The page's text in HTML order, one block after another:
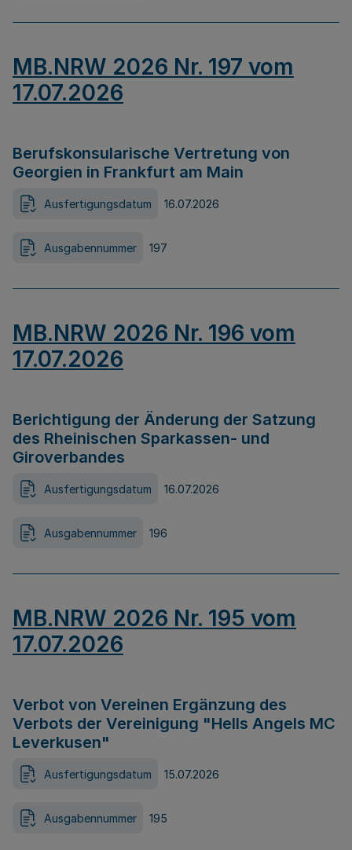
MB.NRW 2026 Nr. 197 vom
17.07.2026
Berufskonsularische Vertretung von
Georgien in Frankfurt am Main
Ausfertigungsdatum 16.07.2026
Ausgabennummer 197
MB.NRW 2026 Nr. 196 vom
17.07.2026
Berichtigung der Änderung der Satzung
des Rheinischen Sparkassen- und
Giroverbandes
Ausfertigungsdatum 16.07.2026
Ausgabennummer 196
MB.NRW 2026 Nr. 195 vom
17.07.2026
Verbot von Vereinen Ergänzung des
Verbots der Vereinigung "Hells Angels MC
Leverkusen"
Ausfertigungsdatum 15.07.2026
Ausgabennummer 195